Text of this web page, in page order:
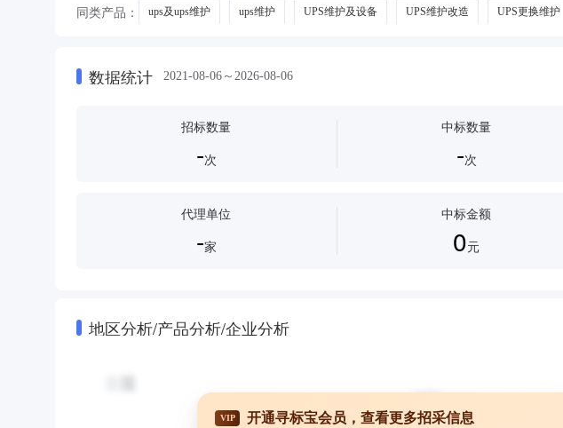
同类产品： ups及ups维护 ups维护 UPS维护及设备 UPS维护改造 UPS更换维护
数据统计 2021-08-06～2026-08-06
招标数量
-次
中标数量
-次
代理单位
-家
中标金额
0元
地区分析/产品分析/企业分析
VIP 开通寻标宝会员，查看更多招采信息